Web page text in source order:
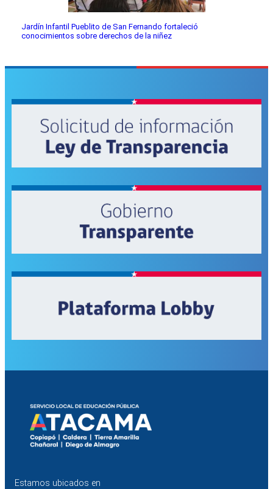
Jardín Infantil Pueblito de San Fernando fortaleció
conocimientos sobre derechos de la niñez
Estamos ubicados en